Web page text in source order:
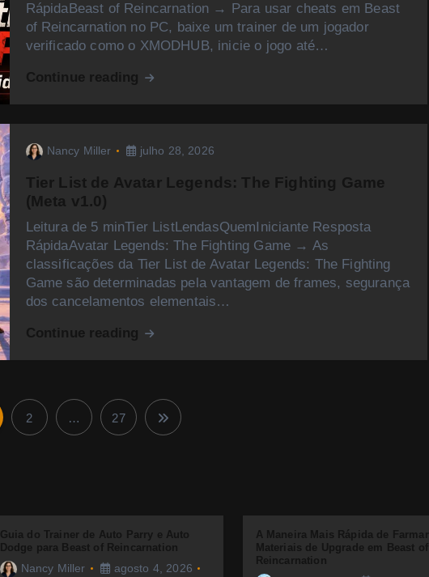
RápidaBeast of Reincarnation → Para usar cheats em Beast
of Reincarnation no PC, baixe um trainer de um jogador
verificado como o XMODHUB, inicie o jogo até…
Continue reading
Nancy Miller julho 28, 2026
Tier List de Avatar Legends: The Fighting Game
(Meta v1.0)
Leitura de 5 minTier ListLendasQuemIniciante Resposta
RápidaAvatar Legends: The Fighting Game → As
classificações da Tier List de Avatar Legends: The Fighting
Game são determinadas pela vantagem de frames, segurança
dos cancelamentos elementais…
Continue reading
P
a
ç
ã
2 … 27
Guia do Trainer de Auto Parry e Auto
Dodge para Beast of Reincarnation
Nancy Miller agosto 4, 2026
A Maneira Mais Rápida de Farmar
Materiais de Upgrade em Beast of
Reincarnation